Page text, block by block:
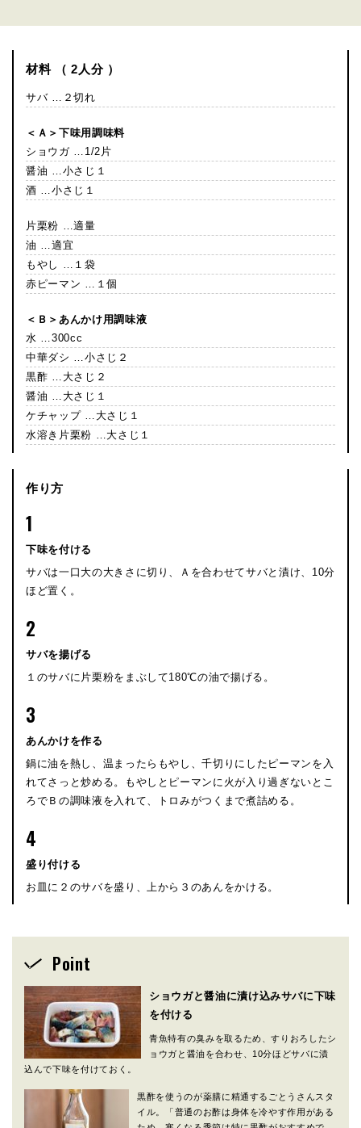
材料 （ 2人分 ）
サバ …２切れ
＜Ａ＞下味用調味料
ショウガ …1/2片
醤油 …小さじ１
酒 …小さじ１
片栗粉 …適量
油 …適宜
もやし …１袋
赤ピーマン …１個
＜Ｂ＞あんかけ用調味液
水 …300cc
中華ダシ …小さじ２
黒酢 …大さじ２
醤油 …大さじ１
ケチャップ …大さじ１
水溶き片栗粉 …大さじ１
作り方
1
下味を付ける
サバは一口大の大きさに切り、Ａを合わせてサバと漬け、10分
ほど置く。
2
サバを揚げる
１のサバに片栗粉をまぶして180℃の油で揚げる。
3
あんかけを作る
鍋に油を熱し、温まったらもやし、千切りにしたピーマンを入
れてさっと炒める。もやしとピーマンに火が入り過ぎないとこ
ろでＢの調味液を入れて、トロみがつくまで煮詰める。
4
盛り付ける
お皿に２のサバを盛り、上から３のあんをかける。
Point
ショウガと醤油に漬け込みサバに下味
を付ける
青魚特有の臭みを取るため、すりおろしたシ
ョウガと醤油を合わせ、10分ほどサバに漬
込んで下味を付けておく。
黒酢を使うのが薬膳に精通するごとうさんスタ
イル。「普通のお酢は身体を冷やす作用がある